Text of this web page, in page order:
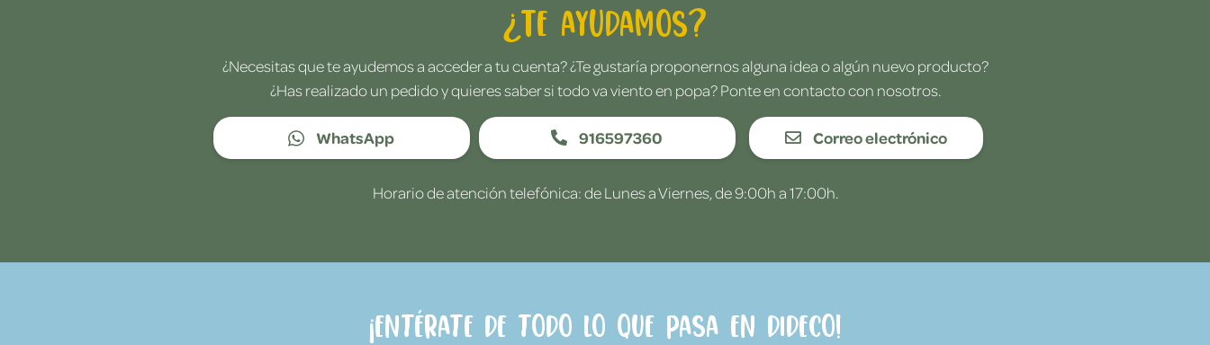
¿Te ayudamos?
¿Necesitas que te ayudemos a acceder a tu cuenta? ¿Te gustaría proponernos alguna idea o algún nuevo producto?
¿Has realizado un pedido y quieres saber si todo va viento en popa? Ponte en contacto con nosotros.
WhatsApp 916597360 Correo electrónico
Horario de atención telefónica: de Lunes a Viernes, de 9:00h a 17:00h.
¡Entérate de todo lo que pasa en Dideco!